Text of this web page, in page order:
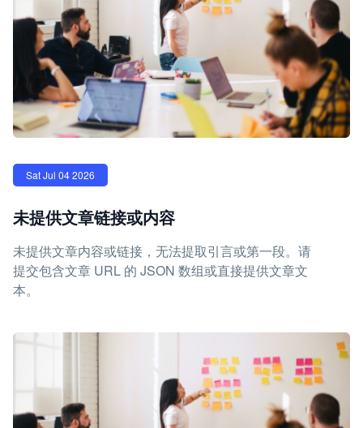
Sat Jul 04 2026
未提供文章链接或内容
未提供文章内容或链接，无法提取引言或第一段。请
提交包含文章 URL 的 JSON 数组或直接提供文章文
本。